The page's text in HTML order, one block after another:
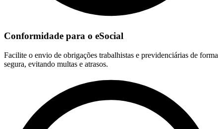
Conformidade para o eSocial
Facilite o envio de obrigações trabalhistas e previdenciárias de forma
segura, evitando multas e atrasos.